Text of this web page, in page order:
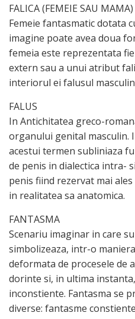
FALICA (FEMEIE SAU MAMA)
Femeie fantasmatic dotata
imagine poate avea doua
femeia este reprezentata
extern sau a unui atribut
interiorul ei falusul
FALUS
In Antichitatea greco-
organului genital masculin.
acestui termen subliniaza
de penis in dialectica intra-
penis fiind rezervat mai
in realitatea sa anatomica.
FANTASMA
Scenariu imaginar in care
simbolizeaza, intr-o
deformata de procesele de
dorinte si, in ultima
inconstiente. Fantasma se
diverse: fantasme